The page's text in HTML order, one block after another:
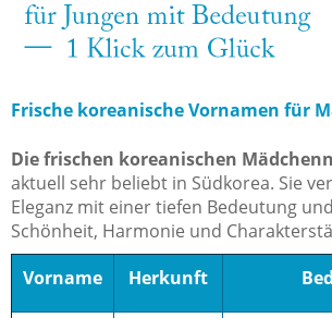
Frische koreanische Vornamen für
Die frischen koreanischen
aktuell sehr beliebt in Südkorea. Sie
Eleganz mit einer tiefen Bedeutung
Schönheit, Harmonie und
Vorname
Herkunft